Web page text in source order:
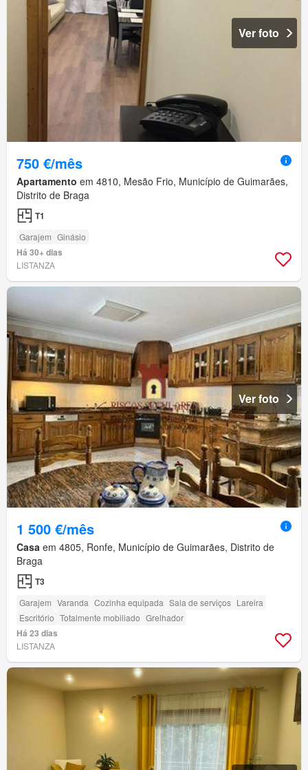
Ver foto
750 €/mês
Apartamento em 4810, Mesão Frio, Município de Guimarães,
Distrito de Braga
T1
Garajem Ginásio
Há 30+ dias
LISTANZA
Ver foto
1 500 €/mês
Casa em 4805, Ronfe, Município de Guimarães, Distrito de
Braga
T3
Garajem Varanda Cozinha equipada Sala de serviços Lareira
Escritório Totalmente mobiliado Grelhador
Há 23 dias
LISTANZA